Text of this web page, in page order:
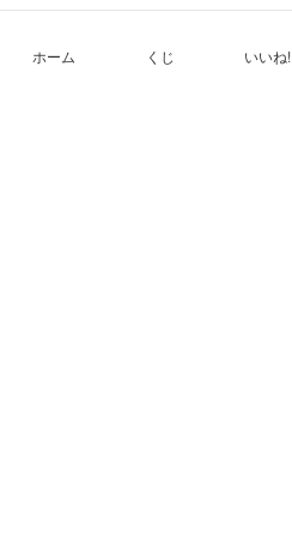
ホーム くじ いいね!